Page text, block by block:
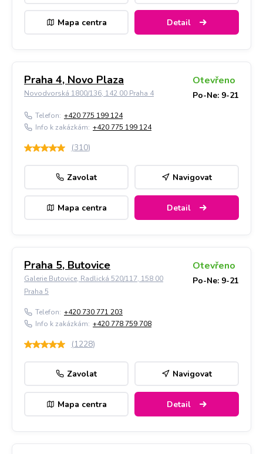
Mapa centra Detail
Praha 4, Novo Plaza
Novodvorská 1800/136, 142 00 Praha 4
Otevřeno
Po-Ne: 9-21
Telefon: +420 775 199 124
Info k zakázkám: +420 775 199 124
(310)
Zavolat Navigovat
Mapa centra Detail
Praha 5, Butovice
Galerie Butovice, Radlická 520/117, 158 00
Praha 5
Otevřeno
Po-Ne: 9-21
Telefon: +420 730 771 203
Info k zakázkám: +420 778 759 708
(1228)
Zavolat Navigovat
Mapa centra Detail